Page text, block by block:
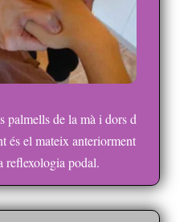
palmells de la mà i dors d
és el mateix anteriorment
reflexologia podal.